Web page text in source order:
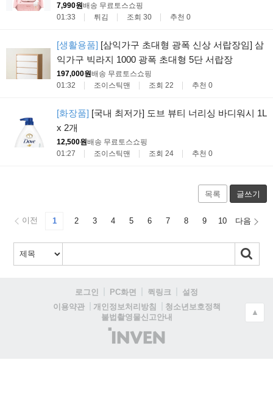
7,990원배송 무료토스쇼핑
01:33
튀김 조회 30 추천 0
[생활용품] [삼익가구 초대형 광폭 신상 서랍장임] 삼
익가구 빅라지 1000 광폭 초대형 5단 서랍장
197,000원배송 무료토스쇼핑
01:32
조이스틱맨 조회 22 추천 0
[화장품] [국내 최저가] 도브 뷰티 너리싱 바디워시 1L
x 2개
12,500원배송 무료토스쇼핑
01:27
조이스틱맨 조회 24 추천 0
목록 글쓰기
이전 1 2 3 4 5 6 7 8 9 10 다음
로그인 PC화면 퀵링크
설정
이용약관
개인정보처리방침
청소년보호정책
불법촬영물신고안내
(주)
인
▲